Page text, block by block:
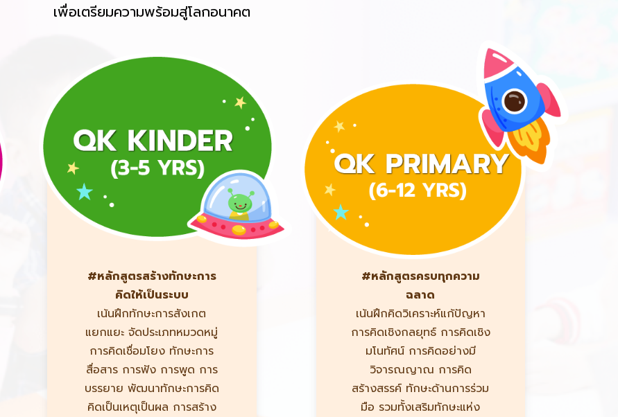
เพื่อเตรียมความพร้อมสู่โลกอนาคต
#หลักสูตรสร้างทักษะการ
คิดให้เป็นระบบ
เน้นฝึกทักษะการสังเกต
แยกแยะ จัดประเภทหมวดหมู่
การคิดเชื่อมโยง ทักษะการ
สื่อสาร การฟัง การพูด การ
บรรยาย พัฒนาทักษะการคิด
คิดเป็นเหตุเป็นผล การสร้าง
#หลักสูตรครบทุกความ
ฉลาด
เน้นฝึกคิดวิเคราะห์แก้ปัญหา
การคิดเชิงกลยุทธ์ การคิดเชิง
มโนทัศน์ การคิดอย่างมี
วิจารณญาณ การคิด
สร้างสรรค์ ทักษะด้านการร่วม
มือ รวมทั้งเสริมทักษะแห่ง